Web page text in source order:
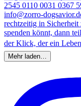
Mehr laden…